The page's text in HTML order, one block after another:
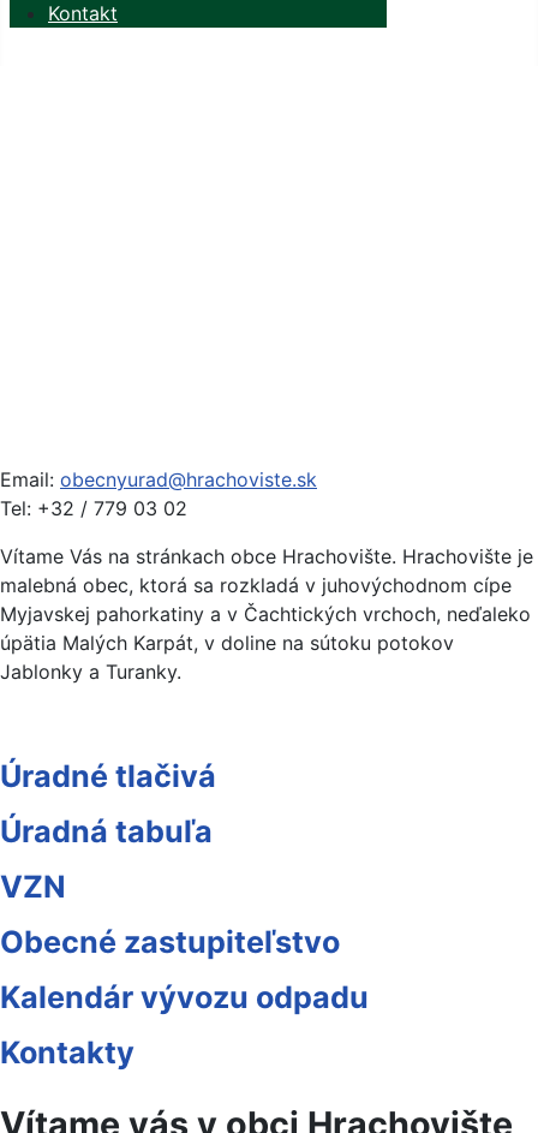
Kontakt
Email: obecnyurad@hrachoviste.sk
Tel: +32 / 779 03 02
Vítame Vás na stránkach obce Hrachovište. Hrachovište je
malebná obec, ktorá sa rozkladá v juhovýchodnom cípe
Myjavskej pahorkatiny a v Čachtických vrchoch, neďaleko
úpätia Malých Karpát, v doline na sútoku potokov
Jablonky a Turanky.
Úradné tlačivá
Úradná tabuľa
VZN
Obecné zastupiteľstvo
Kalendár vývozu odpadu
Kontakty
Vítame vás v obci Hrachovište